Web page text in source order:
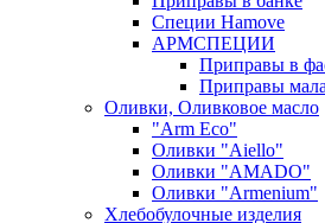
Специи Hamove
АРМСПЕЦИИ
Приправы в
Приправы
Оливки, Оливковое масло
"Arm Eco"
Оливки "Aiello"
Оливки "AMADO"
Оливки "Armenium"
Хлебобулочные изделия